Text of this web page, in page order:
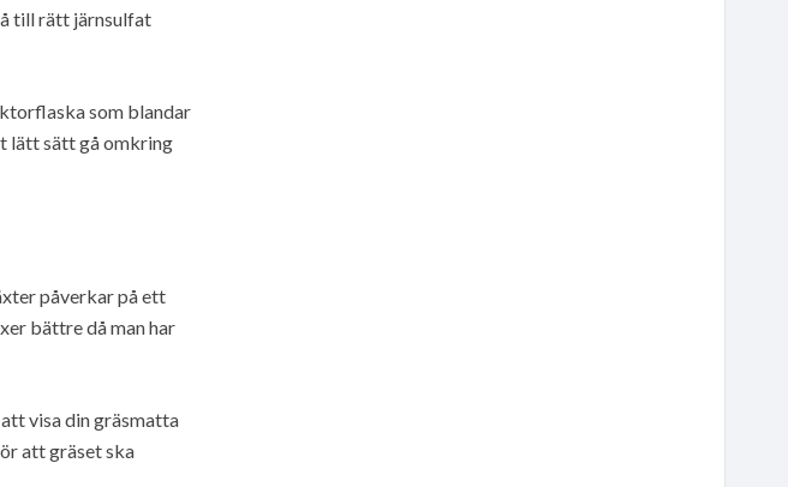
till rätt järnsulfat
som blandar
lätt sätt gå omkring
påverkar på ett
bättre då man har
visa din gräsmatta
att gräset ska